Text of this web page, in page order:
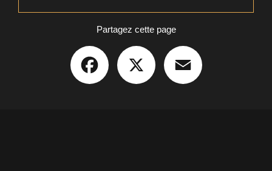
Partagez cette page
Facebook